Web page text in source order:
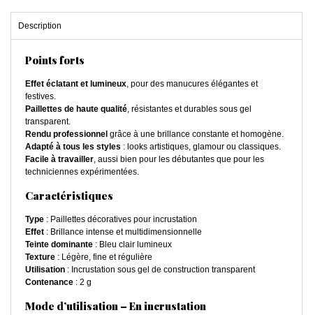
Description
Points forts
Effet éclatant et lumineux, pour des manucures élégantes et
festives.
Paillettes de haute qualité, résistantes et durables sous gel
transparent.
Rendu professionnel grâce à une brillance constante et homogène.
Adapté à tous les styles : looks artistiques, glamour ou classiques.
Facile à travailler, aussi bien pour les débutantes que pour les
techniciennes expérimentées.
Caractéristiques
Type : Paillettes décoratives pour incrustation
Effet : Brillance intense et multidimensionnelle
Teinte dominante : Bleu clair lumineux
Texture : Légère, fine et régulière
Utilisation : Incrustation sous gel de construction transparent
Contenance : 2 g
Mode d’utilisation – En incrustation